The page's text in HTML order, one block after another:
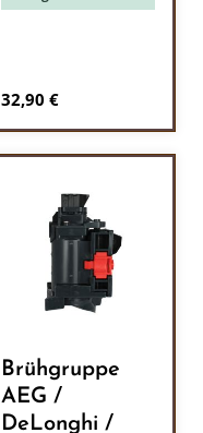
Regulärer Preis:
32,90 €
Brühgruppe
AEG /
DeLonghi /